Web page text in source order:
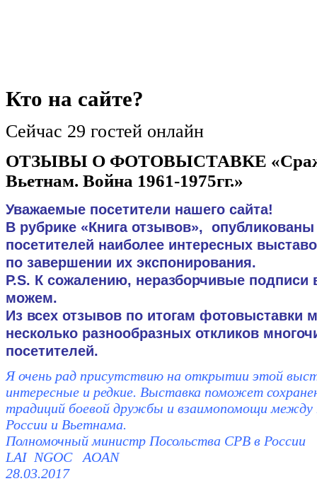
Кто на сайте?
Сейчас 29 гостей онлайн
ОТЗЫВЫ О ФОТОВЫСТАВКЕ
Вьетнам. Война 1961-1975гг.»
Уважаемые посетители нашего сайта!
В рубрике «Книга отзывов»,
посетителей наиболее интересных
по завершении их экспонирования.
Р.S. К сожалению, неразборчивые подписи
можем.
Из всех отзывов по итогам
несколько разнообразных откликов
посетителей.
Я очень рад присутствию на открытии этой
интересные и редкие. Выставка поможет
традиций боевой дружбы и взаимопомощи между
России и Вьетнама.
Полномочный министр Посольства СРВ в России
LAI NGOC AOAN
28.03.2017